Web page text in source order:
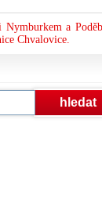
a
Chvalovice.